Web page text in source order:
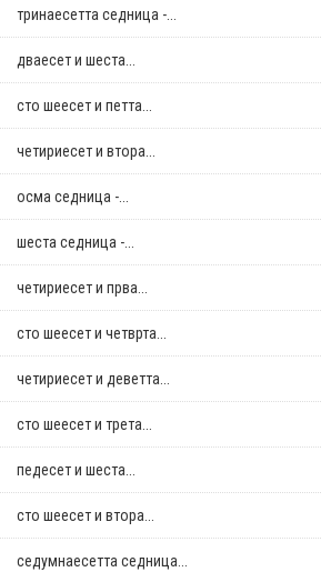
тринаесетта седница -...
дваесет и шеста...
сто шеесет и петта...
четириесет и втора...
осма седница -...
шеста седница -...
четириесет и прва...
сто шеесет и четврта...
четириесет и деветта...
сто шеесет и трета...
педесет и шеста...
сто шеесет и втора...
седумнаесетта седница...